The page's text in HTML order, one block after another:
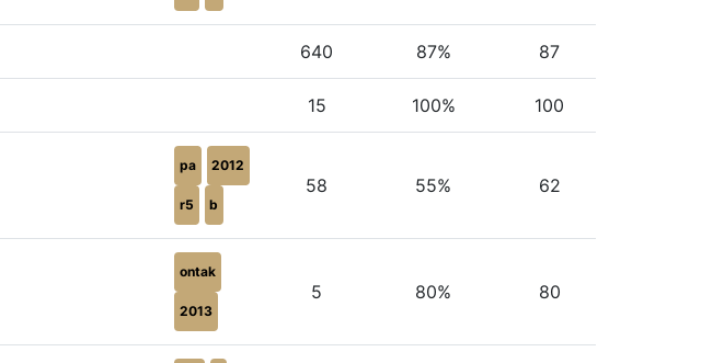
640 87% 87
15 100% 100
pa 2012
r5 b
58 55% 62
ontak
2013
5 80% 80